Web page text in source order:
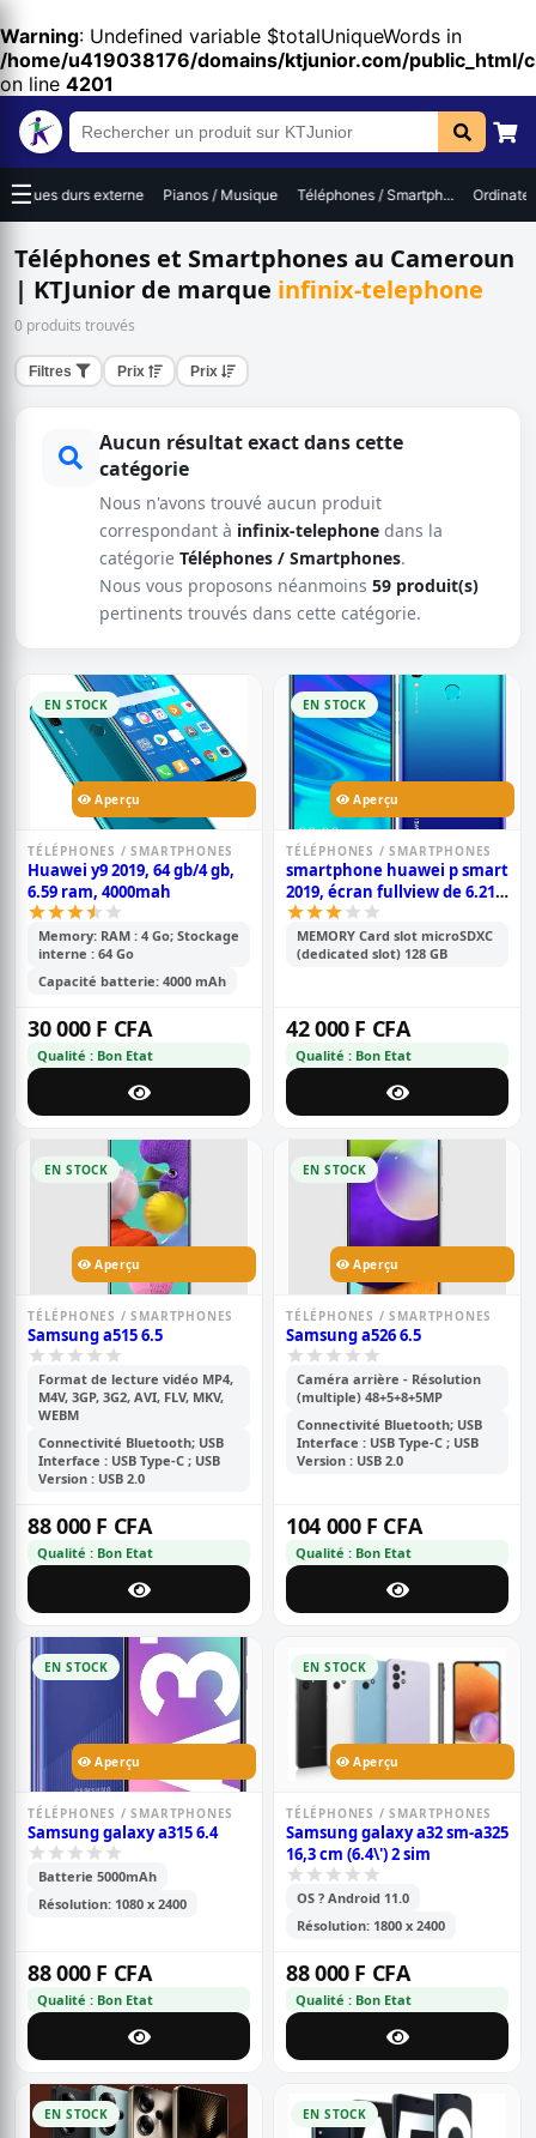
Warning: Undefined variable $totalUniqueWords in
/home/u419038176/domains/ktjunior.com/public_html/
on line 4201
☰ durs externe Pianos / Musique Téléphones / Smartph...
Téléphones et Smartphones au Cameroun
| KTJunior de marque infinix-telephone
0 produits trouvés
Filtres Prix Prix
Aucun résultat exact dans cette
catégorie
Nous n'avons trouvé aucun produit
correspondant à infinix-telephone dans la
catégorie Téléphones / Smartphones.
Nous vous proposons néanmoins 59 produit(s)
pertinents trouvés dans cette catégorie.
EN STOCK
Aperçu
TÉLÉPHONES / SMARTPHONES
Huawei y9 2019, 64 gb/4 gb,
6.59 ram, 4000mah
Memory: RAM : 4 Go; Stockage
interne : 64 Go
Capacité batterie: 4000 mAh
30 000 F CFA
Qualité : Bon Etat
EN STOCK
Aperçu
TÉLÉPHONES / SMARTPHONES
smartphone huawei p smart
2019, écran fullview de 6.21
pouces, android 9.0; 128 gb
rom, 4 gb ram, double
caméra de 13 mp+2 mp,
MEMORY Card slot microSDXC
(dedicated slot) 128 GB
42 000 F CFA
Qualité : Bon Etat
EN STOCK
Aperçu
TÉLÉPHONES / SMARTPHONES
Samsung a515 6.5
Format de lecture vidéo MP4,
M4V, 3GP, 3G2, AVI, FLV, MKV,
WEBM
Connectivité Bluetooth; USB
Interface : USB Type-C ; USB
Version : USB 2.0
88 000 F CFA
Qualité : Bon Etat
EN STOCK
Aperçu
TÉLÉPHONES / SMARTPHONES
Samsung a526 6.5
Caméra arrière - Résolution
(multiple) 48+5+8+5MP
Connectivité Bluetooth; USB
Interface : USB Type-C ; USB
Version : USB 2.0
104 000 F CFA
Qualité : Bon Etat
EN STOCK
Aperçu
TÉLÉPHONES / SMARTPHONES
Samsung galaxy a315 6.4
Batterie 5000mAh
Résolution: 1080 x 2400
88 000 F CFA
Qualité : Bon Etat
EN STOCK
Aperçu
TÉLÉPHONES / SMARTPHONES
Samsung galaxy a32 sm-a325
16,3 cm (6.4\') 2 sim
OS ? Android 11.0
Résolution: 1800 x 2400
88 000 F CFA
Qualité : Bon Etat
EN STOCK EN STOCK